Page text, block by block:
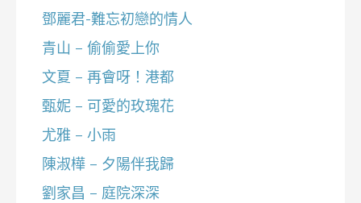
鄧麗君-難忘初戀的情人
青山 – 偷偷愛上你
文夏 – 再會呀！港都
甄妮 – 可愛的玫瑰花
尤雅 – 小雨
陳淑樺 – 夕陽伴我歸
劉家昌 – 庭院深深